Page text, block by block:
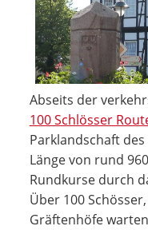
Abseits der
100 Schlösser
Parklandschaft
Länge von rund
Rundkurse durch
Über 100
Gräftenhöfe